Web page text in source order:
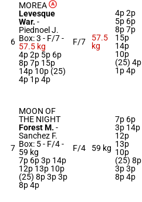
6
MOREA
Levesque
War. -
Piednoel J.
Box: 3 - F/7 -
57.5 kg
4p 2p 5p 6p
8p 7p 15p
14p 10p (25)
4p 1p 4p
F/7
57.5
kg
4p 2p
5p 6p
8p 7p
15p
14p
10p
(25) 4p
1p 4p
7
MOON OF
THE NIGHT
Forest M. -
Sanchez F.
Box: 5 - F/4 -
59 kg
7p 6p 3p 14p
12p 13p 10p
(25) 8p 3p 3p
8p 4p
F/4 59 kg
7p 6p
3p 14p
12p
13p
10p
(25) 8p
3p 3p
8p 4p